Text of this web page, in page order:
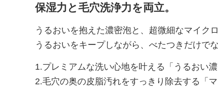
保湿力と毛穴洗浄力を両立。
うるおいを抱えた濃密泡と、超微細なマイク
うるおいをキープしながら、べたつきだけで
1.プレミアムな洗い心地を叶える「うるおい濃
2.毛穴の奥の皮脂汚れをすっきり除去する「マ